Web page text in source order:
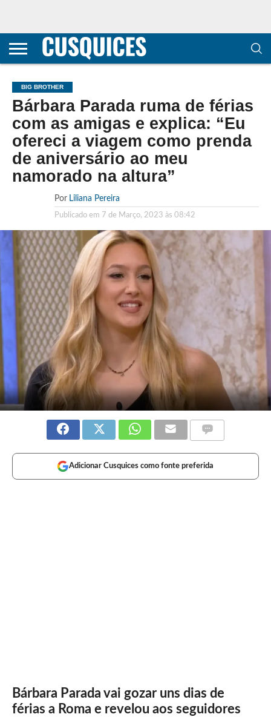
CONTACTOS
HOME
POLÍTICA DE
E COOKIES
SOBRE
TERMOS E
TRANSPARÊNCIA
METODOLOGIA
BIG BROTHER
Bárbara Parada ruma de férias
com as amigas e explica: “Eu
ofereci a viagem como prenda
de aniversário ao meu
namorado na altura”
Por Liliana Pereira
Publicado em 7 de Março, 2023 às 08:42
Adicionar Cusquices como fonte preferida
Bárbara Parada vai gozar uns dias de
férias a Roma e revelou aos seguidores